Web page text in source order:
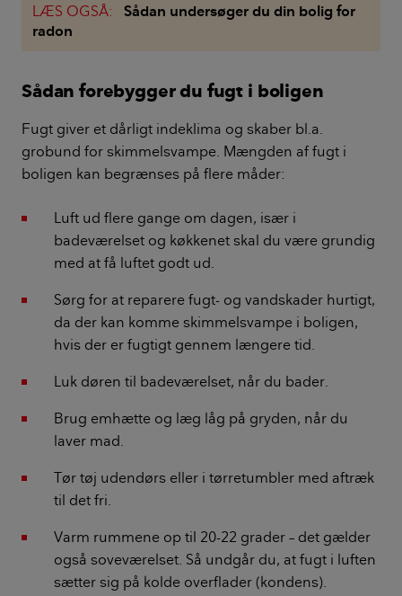
LÆS OGSÅ:
Sådan undersøger du din bolig for
radon
Sådan forebygger du fugt i boligen
Fugt giver et dårligt indeklima og skaber bl.a.
grobund for skimmelsvampe. Mængden af fugt i
boligen kan begrænses på flere måder:
Luft ud flere gange om dagen, især i
badeværelset og køkkenet skal du være grundig
med at få luftet godt ud.
Sørg for at reparere fugt- og vandskader hurtigt,
da der kan komme skimmelsvampe i boligen,
hvis der er fugtigt gennem længere tid.
Luk døren til badeværelset, når du bader.
Brug emhætte og læg låg på gryden, når du
laver mad.
Tør tøj udendørs eller i tørretumbler med aftræk
til det fri.
Varm rummene op til 20-22 grader – det gælder
også soveværelset. Så undgår du, at fugt i luften
sætter sig på kolde overflader (kondens).